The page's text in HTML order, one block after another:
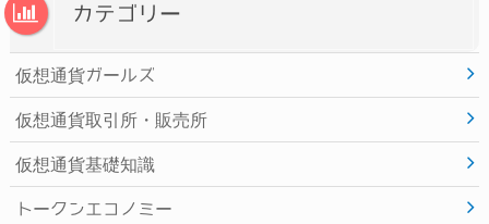
カテゴリー
仮想通貨ガールズ
仮想通貨取引所・販売所
仮想通貨基礎知識
トークンエコノミー